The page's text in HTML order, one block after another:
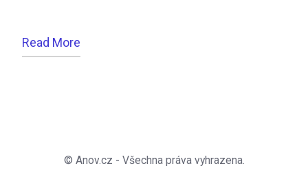
Read More
© Anov.cz - Všechna práva vyhrazena.